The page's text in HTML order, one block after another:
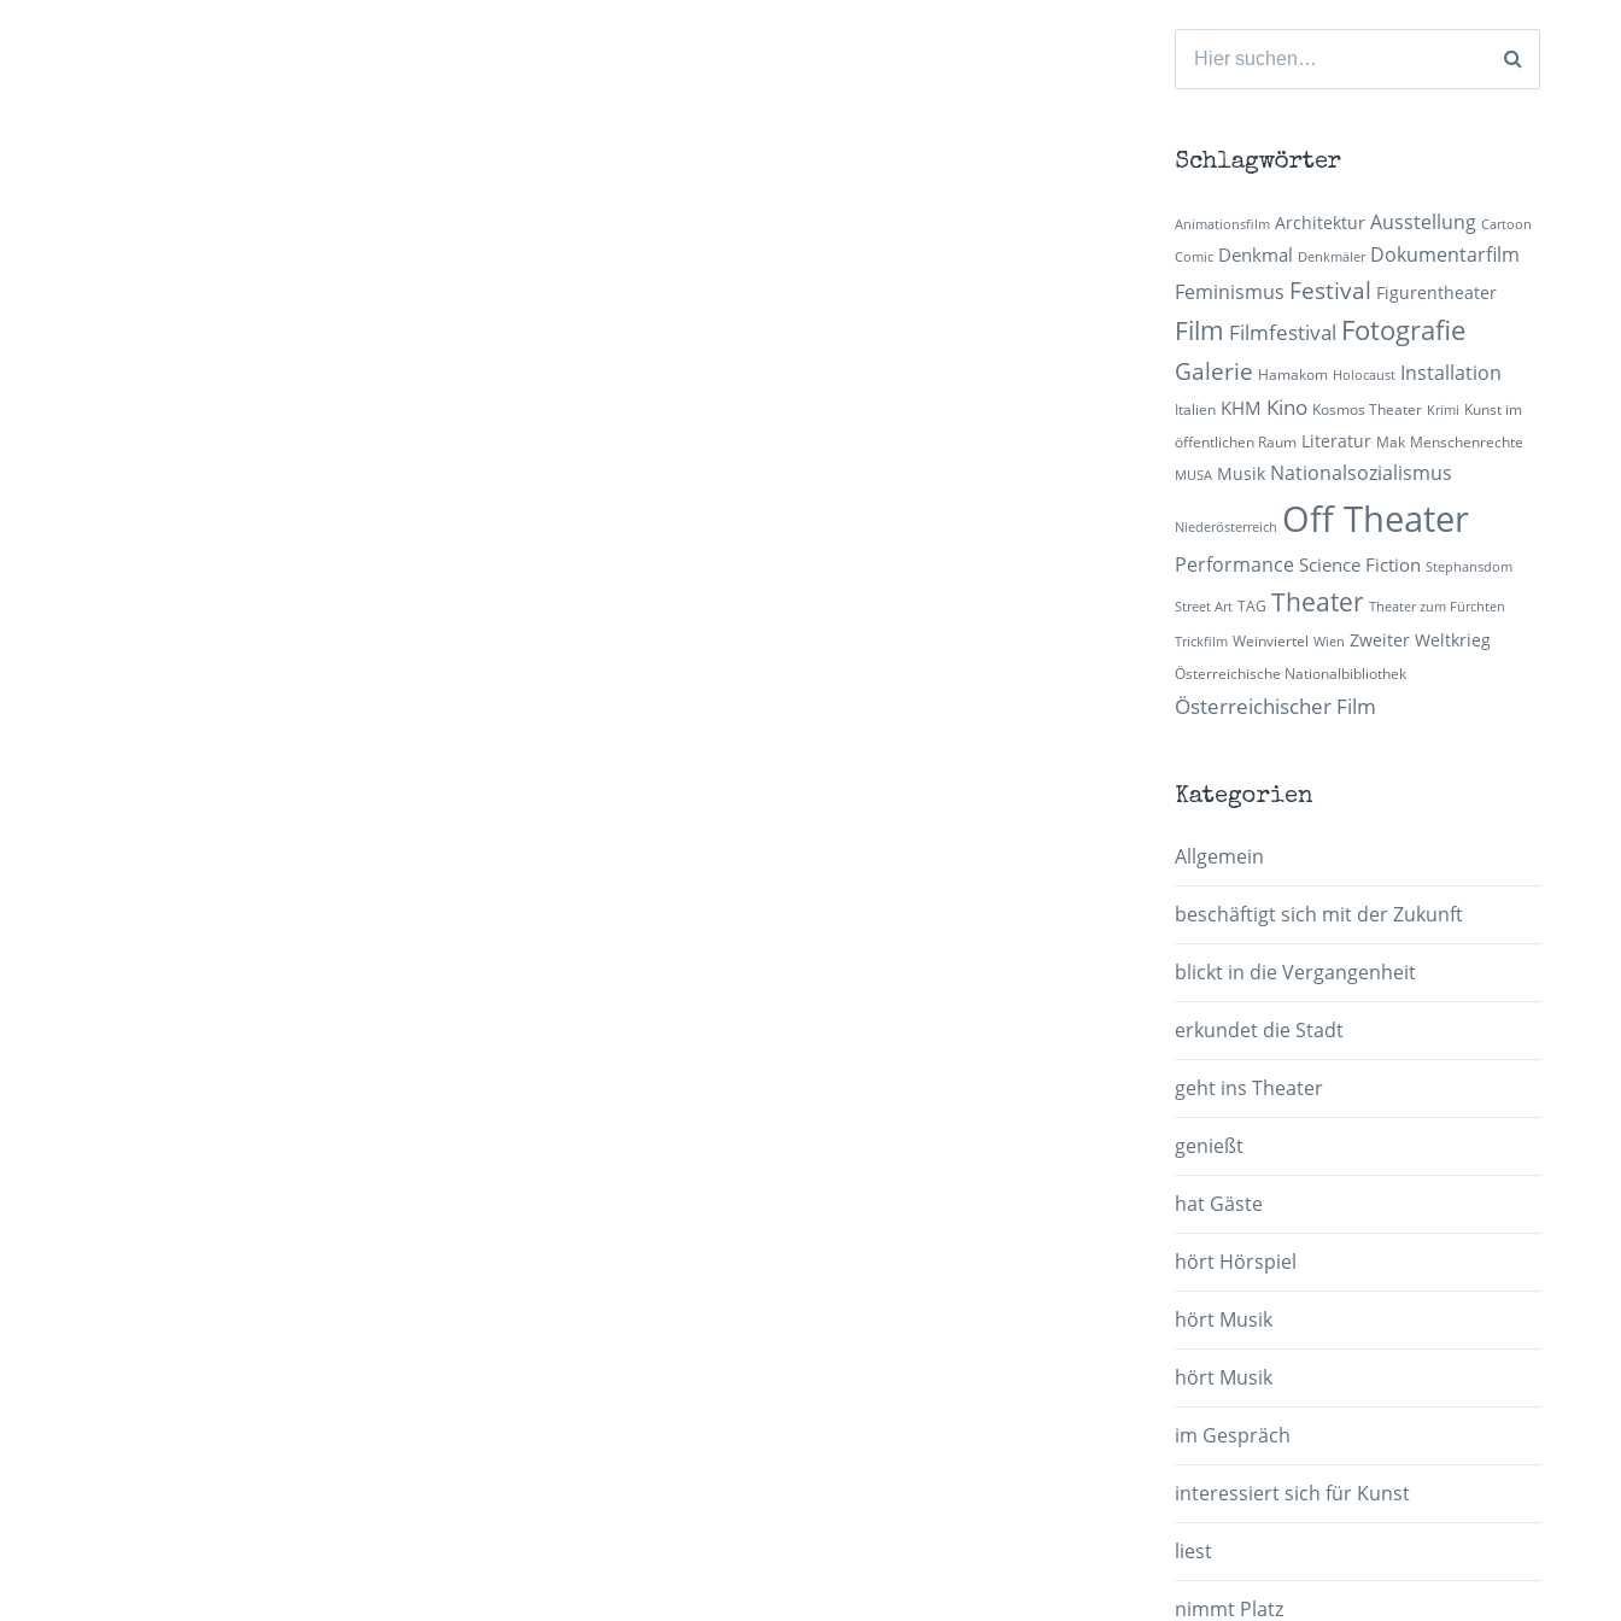
Suchen
Schlagwörter
Animationsfilm Architektur Ausstellung Cartoon
Comic Denkmal Denkmäler Dokumentarfilm
Feminismus Festival Figurentheater
Film Filmfestival Fotografie
Galerie Hamakom Holocaust Installation
Italien KHM Kino Kosmos Theater Krimi Kunst im
öffentlichen Raum Literatur Mak Menschenrechte
MUSA Musik Nationalsozialismus
Niederösterreich Off Theater
Performance Science Fiction Stephansdom
Street Art TAG Theater Theater zum Fürchten
Trickfilm Weinviertel Wien Zweiter Weltkrieg
Österreichische Nationalbibliothek
Österreichischer Film
Kategorien
Allgemein
beschäftigt sich mit der Zukunft
blickt in die Vergangenheit
erkundet die Stadt
geht ins Theater
genießt
hat Gäste
hört Hörspiel
hört Musik
hört Musik
im Gespräch
interessiert sich für Kunst
liest
nimmt Platz